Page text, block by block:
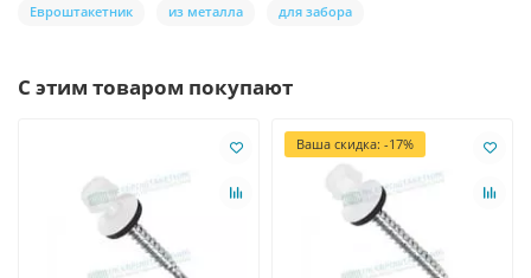
Евроштакетник из металла для забора
С этим товаром покупают
Ваша скидка: -17%